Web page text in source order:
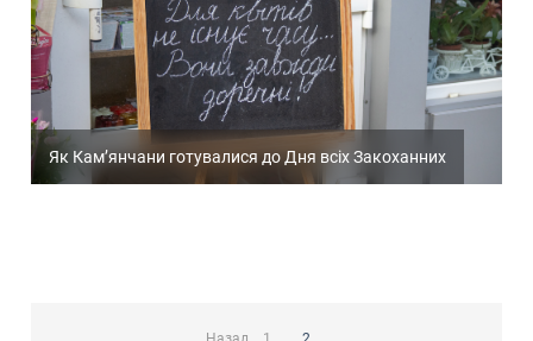
Як Кам’янчани готувалися до Дня всіх Закоханних